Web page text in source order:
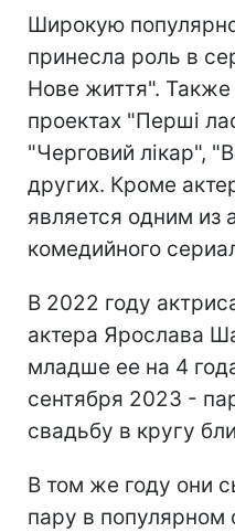
Широкую
принесла роль в
Нове життя".
проектах "Перші
"Черговий лікар",
других. Кроме
является одним из
комедийного
В 2022 году
актера Ярослава
младше ее на 4
сентября 2023 -
свадьбу в кругу
В том же году они
пару в популярном